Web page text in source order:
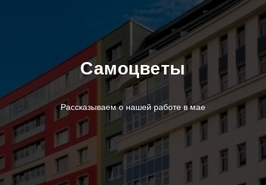
Самоцветы
Рассказываем о нашей работе в мае